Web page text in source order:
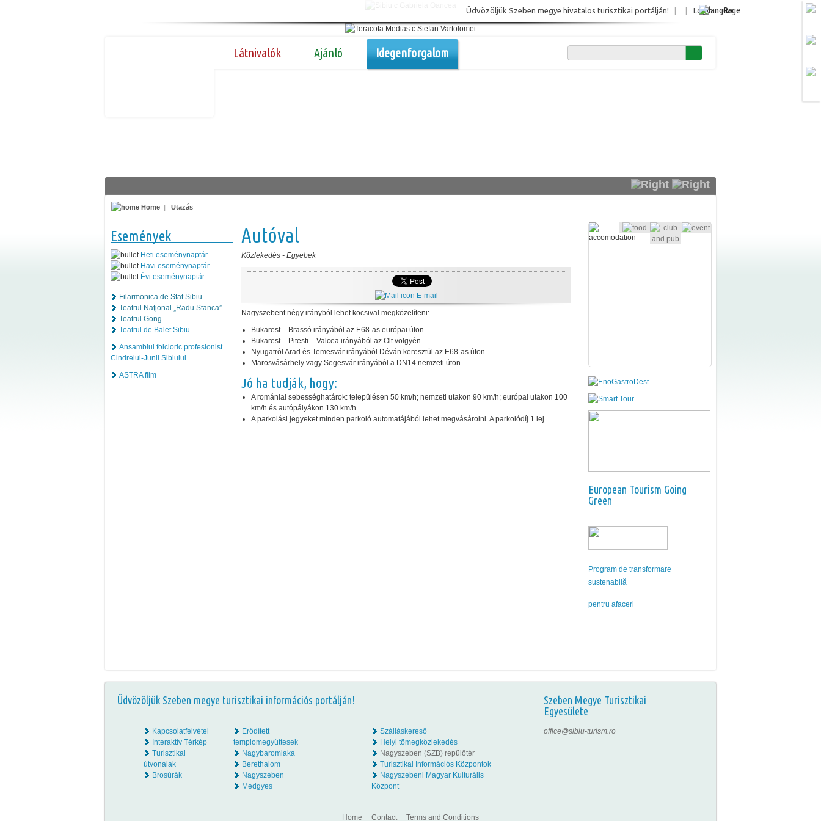
Login Ro
Üdvözöljük Szeben megye hivatalos turisztikai portálján!
Látnivalók Ajánló Idegenforgalom
Home | Utazás
Események
Heti eseménynaptár
Havi eseménynaptár
Évi eseménynaptár
Filarmonica de Stat Sibiu
Teatrul Naţional „Radu Stanca”
Teatrul Gong
Teatrul de Balet Sibiu
Ansamblul folcloric profesionist
Cindrelul-Junii Sibiului
ASTRA film
Autóval
Közlekedés - Egyebek
E-mail
Nagyszebent négy irányból lehet kocsival megközelíteni:
Bukarest – Brassó irányából az E68-as európai úton.
Bukarest – Pitesti – Valcea irányából az Olt völgyén.
Nyugatról Arad és Temesvár irányából Déván keresztül az E68-as úton
Marosvásárhely vagy Segesvár irányából a DN14 nemzeti úton.
Jó ha tudják, hogy:
A romániai sebességhatárok: településen 50 km/h; nemzeti utakon 90 km/h; európai utakon 100
km/h és autópályákon 130 km/h.
A parkolási jegyeket minden parkoló automatájából lehet megvásárolni. A parkolódíj 1 lej.
European Tourism Going
Green
Program de transformare
sustenabilă
pentru afaceri
Üdvözöljük Szeben megye turisztikai információs portálján!
Szeben Megye Turisztikai
Egyesülete
Kapcsolatfelvétel
Interaktív Térkép
Turisztikai
útvonalak
Brosúrák
Erődített
templomegyüttesek
Nagybaromlaka
Berethalom
Nagyszeben
Medgyes
Szálláskereső
Helyi tömegközlekedés
Nagyszeben (SZB) repülőtér
Turisztikai Információs Központok
Nagyszebeni Magyar Kulturális
Központ
office@sibiu-turism.ro
Home Contact Terms and Conditions